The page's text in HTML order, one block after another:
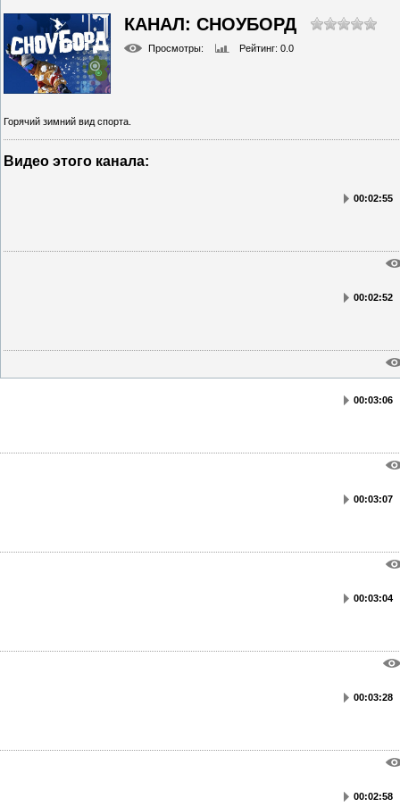
КАНАЛ: СНОУБОРД
Просмотры: Рейтинг: 0.0
Горячий зимний вид спорта.
Видео этого канала:
00:02:55
00:02:52
00:03:06
00:03:07
00:03:04
00:03:28
00:02:58